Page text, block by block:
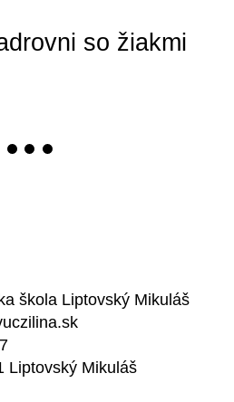
so žiakmi
škola Liptovský Mikuláš
Liptovský Mikuláš